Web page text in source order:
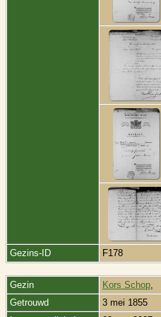
Gezins-ID F178
Gezin Kors Schop,
Getrouwd
3 mei 1855